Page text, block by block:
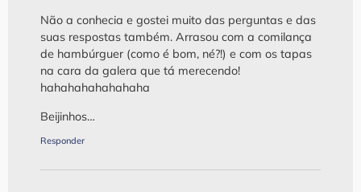
Não a conhecia e gostei muito das perguntas e das
suas respostas também. Arrasou com a comilança
de hambúrguer (como é bom, né?!) e com os tapas
na cara da galera que tá merecendo!
hahahahahahahaha
Beijinhos…
Responder